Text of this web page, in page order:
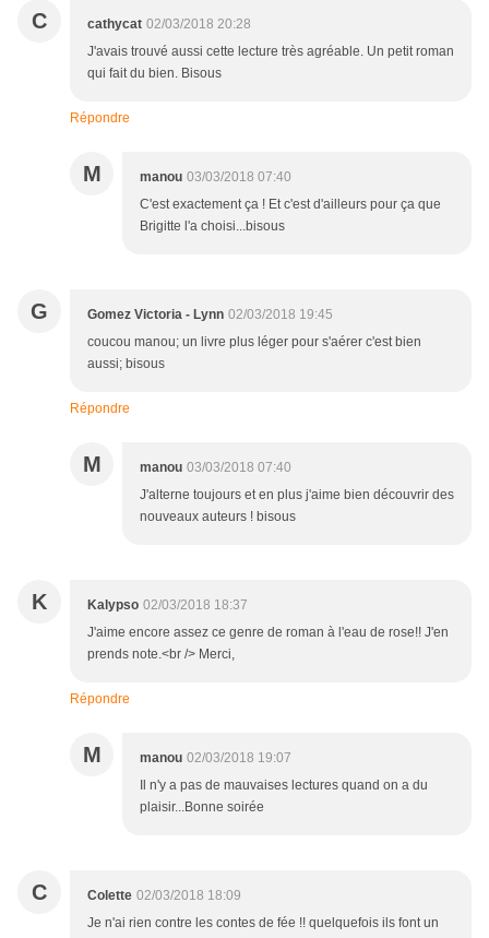
C cathycat 02/03/2018 20:28
J'avais trouvé aussi cette lecture très agréable. Un petit roman
qui fait du bien. Bisous
Répondre
M manou 03/03/2018 07:40
C'est exactement ça ! Et c'est d'ailleurs pour ça que
Brigitte l'a choisi...bisous
G Gomez Victoria - Lynn 02/03/2018 19:45
coucou manou; un livre plus léger pour s'aérer c'est bien
aussi; bisous
Répondre
M manou 03/03/2018 07:40
J'alterne toujours et en plus j'aime bien découvrir des
nouveaux auteurs ! bisous
K Kalypso 02/03/2018 18:37
J'aime encore assez ce genre de roman à l'eau de rose!! J'en
prends note.<br /> Merci,
Répondre
M manou 02/03/2018 19:07
Il n'y a pas de mauvaises lectures quand on a du
plaisir...Bonne soirée
C Colette 02/03/2018 18:09
Je n'ai rien contre les contes de fée !! quelquefois ils font un